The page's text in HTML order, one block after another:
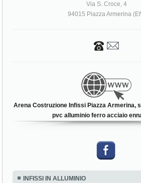
Via S. Croce, 4
94015 Piazza Armerina
Arena Costruzione Infissi Piazza Armerina,
pvc alluminio ferro acciaio
INFISSI IN ALLUMINIO